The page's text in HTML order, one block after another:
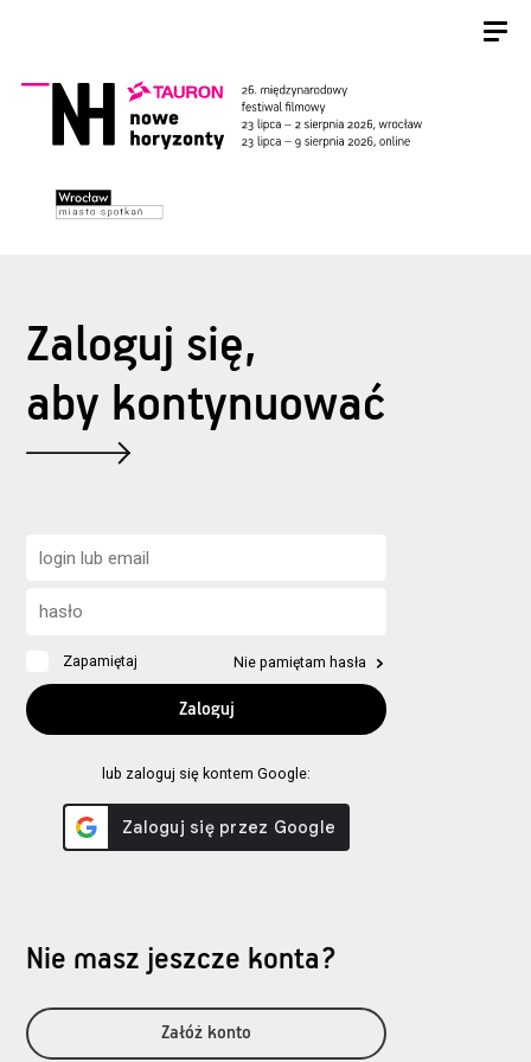
Zaloguj się,
aby kontynuować
Zapamiętaj Nie pamiętam hasła
lub zaloguj się kontem Google:
Nie masz jeszcze konta?
Załóż konto